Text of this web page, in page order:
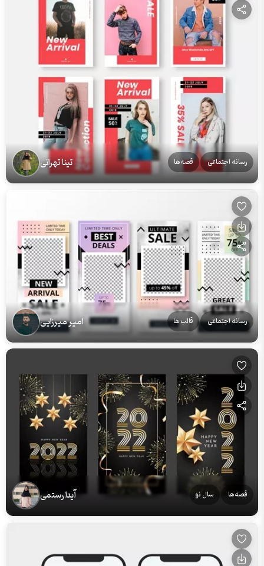
رسانه اجتماعی قصه‌ها تینا تهرانی
رسانه اجتماعی قالب ها امیر میرزایی
قصه‌ها سال نو آیدا رستمی